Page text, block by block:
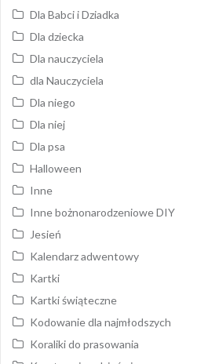
Dla Babci i Dziadka
Dla dziecka
Dla nauczyciela
dla Nauczyciela
Dla niego
Dla niej
Dla psa
Halloween
Inne
Inne bożnonarodzeniowe DIY
Jesień
Kalendarz adwentowy
Kartki
Kartki świąteczne
Kodowanie dla najmłodszych
Koraliki do prasowania